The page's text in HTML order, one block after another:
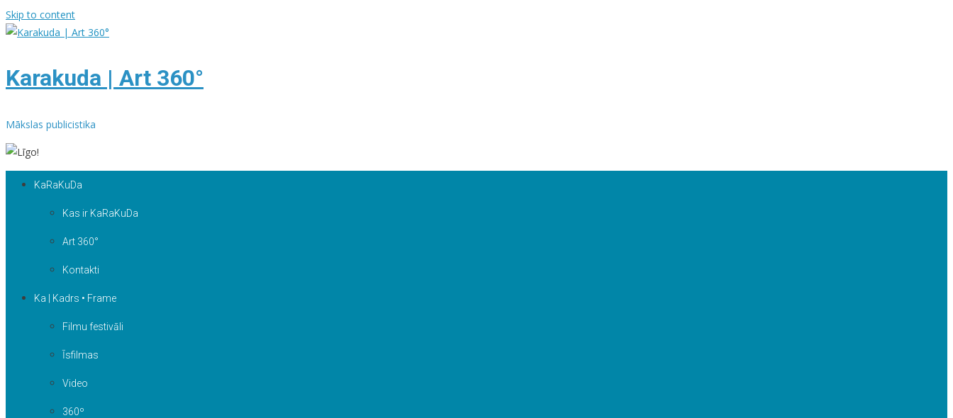
Skip to content
Karakuda | Art 360°
Mākslas publicistika
KaRaKuDa
Kas ir KaRaKuDa
Art 360°
Kontakti
Ka | Kadrs • Frame
Filmu festivāli
Īsfilmas
Video
360º